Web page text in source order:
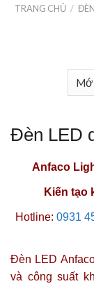
TRANG CHỦ /
Đèn LED
Anfaco
Kiến tạo
Hotline: 0931
Đèn LED
và công suất